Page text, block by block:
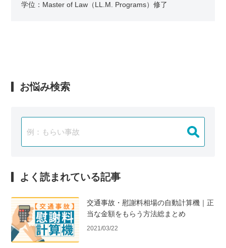
学位：Master of Law（LL.M. Programs）修了
お悩み検索
よく読まれている記事
交通事故・慰謝料相場の自動計算機｜正
当な金額をもらう方法総まとめ
2021/03/22